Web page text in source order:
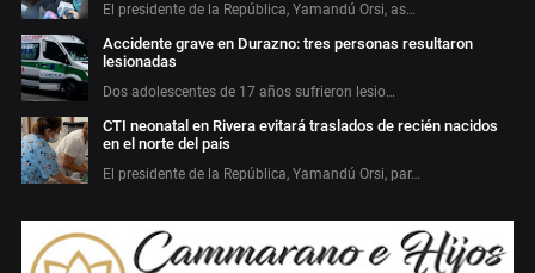
El presidente de la República, Yamandú Orsi, as…
Accidente grave en Durazno: tres personas resultaron
lesionadas
Dos adolescentes de 17 años sufrieron lesio…
CTI neonatal en Rivera evitará traslados de recién nacidos
en el norte del país
El presidente de la República, Yamandú Orsi, par…